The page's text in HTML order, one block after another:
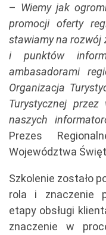
– Wiemy jak
promocji oferty
stawiamy na rozwój
i punktów
ambasadorami
Organizacja
Turystycznej przez
naszych
Prezes
Województwa
Szkolenie zostało
rola i znaczenie
etapy obsługi
znaczenie w